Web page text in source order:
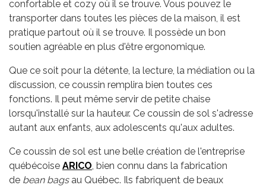
confortable et cozy où il se trouve. Vous pouvez le
transporter dans toutes les pièces de la maison, il est
pratique partout où il se trouve. Il possède un bon
soutien agréable en plus d'être ergonomique.
Que ce soit pour la détente, la lecture, la médiation ou la
discussion, ce coussin remplira bien toutes ces
fonctions. Il peut même servir de petite chaise
lorsqu'installé sur la hauteur. Ce coussin de sol s'adresse
autant aux enfants, aux adolescents qu'aux adultes.
Ce coussin de sol est une belle création de l'entreprise
québécoise ARICO, bien connu dans la fabrication
de bean bagsau Québec. Ils fabriquent de beaux